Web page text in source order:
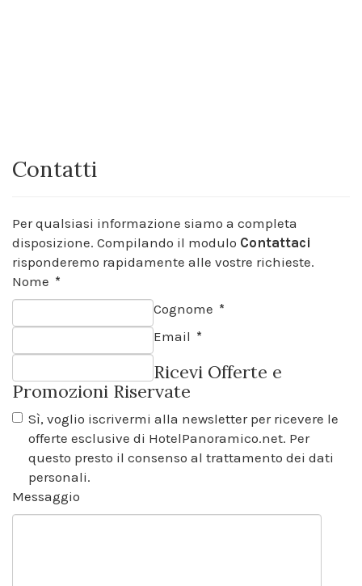
Contatti
Per qualsiasi informazione siamo a completa
disposizione. Compilando il modulo Contattaci
risponderemo rapidamente alle vostre richieste.
Nome *
Cognome *
Email *
Ricevi Offerte e
Promozioni Riservate
Sì, voglio iscrivermi alla newsletter per ricevere le
offerte esclusive di HotelPanoramico.net. Per
questo presto il consenso al trattamento dei dati
personali.
Messaggio